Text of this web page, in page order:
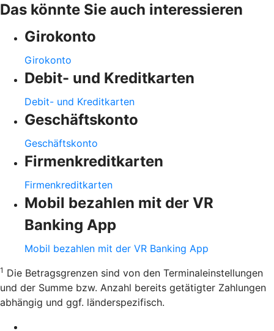
Das könnte Sie auch interessieren
Girokonto
Girokonto
Debit- und Kreditkarten
Debit- und Kreditkarten
Geschäftskonto
Geschäftskonto
Firmenkreditkarten
Firmenkreditkarten
Mobil bezahlen mit der VR
Banking App
Mobil bezahlen mit der VR Banking App
1 Die Betragsgrenzen sind von den Terminaleinstellungen
und der Summe bzw. Anzahl bereits getätigter Zahlungen
abhängig und ggf. länderspezifisch.